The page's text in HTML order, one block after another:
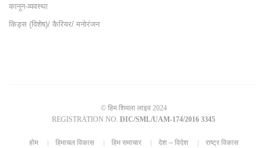
कानून-व्यवस्था
किड्स (विशेष)/ कैरियर/ मनोरंजन
© हिम शिमला लाइव 2024
REGISTRATION NO. DIC/SML/UAM-174/2016 3345
होम हिमाचल विकास हिम समाचार देश – विदेश राष्ट्र विकास